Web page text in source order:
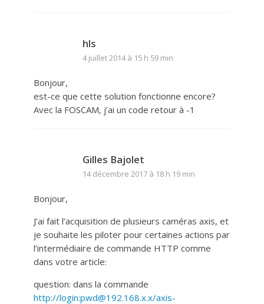
hls
4 juillet 2014 à 15 h 59 min
Bonjour,
est-ce que cette solution fonctionne encore?
Avec la FOSCAM, j’ai un code retour à -1
Gilles Bajolet
14 décembre 2017 à 18 h 19 min
Bonjour,
J’ai fait l’acquisition de plusieurs caméras axis, et
je souhaite les piloter pour certaines actions par
l’intermédiaire de commande HTTP comme
dans votre article:
question: dans la commande
http://login:pwd@192.168.x.x/axis-